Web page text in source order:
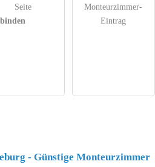
Seite
Monteurzimmer-
Eintrag
- Günstige Monteurzimmer